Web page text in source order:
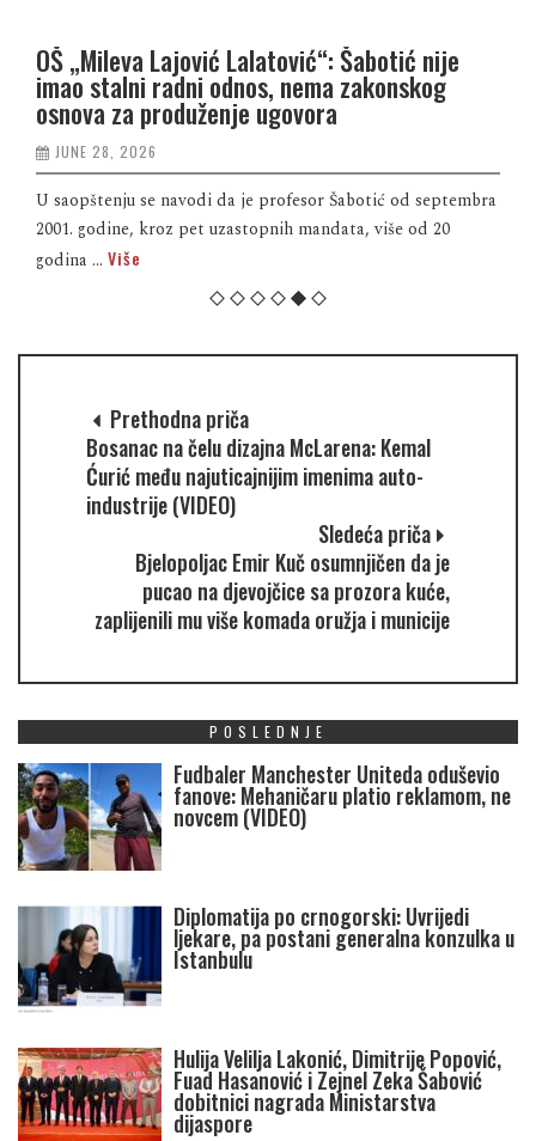
OŠ „Mileva Lajović Lalatović“: Šabotić nije
imao stalni radni odnos, nema zakonskog
osnova za produženje ugovora
JUNE 28, 2026
U saopštenju se navodi da je profesor Šabotić od septembra
2001. godine, kroz pet uzastopnih mandata, više od 20
godina ... Više
Prethodna priča
Bosanac na čelu dizajna McLarena: Kemal
Ćurić među najuticajnijim imenima auto-
industrije (VIDEO)
Sledeća priča
Bjelopoljac Emir Kuč osumnjičen da je
pucao na djevojčice sa prozora kuće,
zaplijenili mu više komada oružja i municije
POSLEDNJE
Fudbaler Manchester Uniteda oduševio
fanove: Mehaničaru platio reklamom, ne
novcem (VIDEO)
Diplomatija po crnogorski: Uvrijedi
ljekare, pa postani generalna konzulka u
Istanbulu
Hulija Velilja Lakonić, Dimitrije Popović,
Fuad Hasanović i Zejnel Zeka Šabović
dobitnici nagrada Ministarstva
dijaspore